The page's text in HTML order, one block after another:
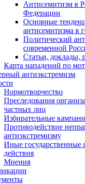
Антисемитизм в
Федерации
Основные
антисемитизма в
Политический
современной
Статьи, доклады,
Карта нападений по
антиэкстремизм
Нормотворчество
Преследования
частных лиц
Избирательные
Противодействие
антиэкстремизму
Иные государственные
действия
Мнения